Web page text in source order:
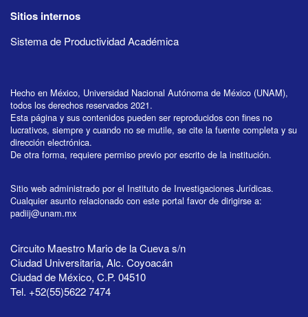
Sitios internos
Sistema de Productividad Académica
Hecho en México, Universidad Nacional Autónoma de México (UNAM),
todos los derechos reservados 2021.
Esta página y sus contenidos pueden ser reproducidos con fines no
lucrativos, siempre y cuando no se mutile, se cite la fuente completa y su
dirección electrónica.
De otra forma, requiere permiso previo por escrito de la institución.
Sitio web administrado por el Instituto de Investigaciones Jurídicas.
Cualquier asunto relacionado con este portal favor de dirigirse a:
padiij@unam.mx
Circuito Maestro Mario de la Cueva s/n
Ciudad Universitaria, Alc. Coyoacán
Ciudad de México, C.P. 04510
Tel. +52(55)5622 7474